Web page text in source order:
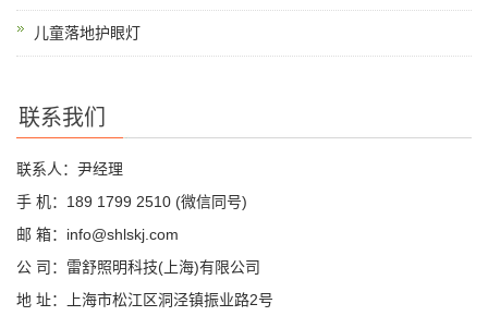
儿童落地护眼灯
联系我们
联系人：尹经理
手 机：189 1799 2510 (微信同号)
邮 箱：info@shlskj.com
公 司：雷舒照明科技(上海)有限公司
地 址：上海市松江区洞泾镇振业路2号